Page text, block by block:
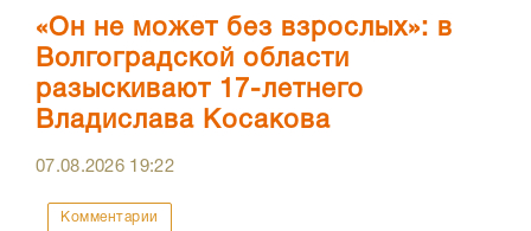
«Он не может без взрослых»: в
Волгоградской области
разыскивают 17-летнего
Владислава Косакова
07.08.2026 19:22
Комментарии